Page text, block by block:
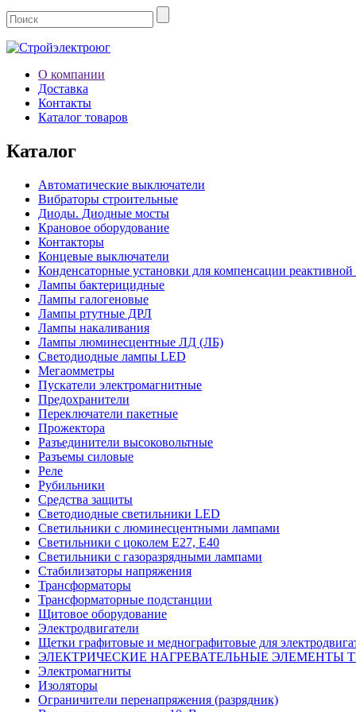
О компании
Доставка
Контакты
Каталог товаров
Каталог
Автоматические выключатели
Вибраторы строительные
Диоды. Диодные мосты
Крановое оборудование
Контакторы
Концевые выключатели
Конденсаторные установки для компенсации
Лампы бактерицидные
Лампы галогеновые
Лампы ртутные ДРЛ
Лампы накаливания
Лампы люминесцентные ЛД (ЛБ)
Светодиодные лампы LED
Мегаомметры
Пускатели электромагнитные
Предохранители
Переключатели пакетные
Прожектора
Разъединители высоковольтные
Разъемы силовые
Реле
Рубильники
Средства защиты
Светодиодные светильники LED
Светильники с люминесцентными лампами
Светильники с цоколем E27, Е40
Светильники с газоразрядными лампами
Стабилизаторы напряжения
Трансформаторы
Трансформаторные подстанции
Щитовое оборудование
Электродвигатели
Щетки графитовые и меднографитовые для
ЭЛЕКТРИЧЕСКИЕ НАГРЕВАТЕЛЬНЫЕ ЭЛЕМЕНТЫ
Электромагниты
Изоляторы
Ограничители перенапряжения (разрядник)